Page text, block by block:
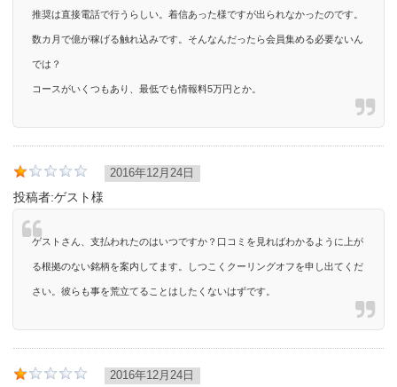
推奨は直接電話で行うらしい。着信あった様ですが出られなかったのです。
数カ月で億が稼げる触れ込みです。そんなんだったら会員集める必要ないん
では？
コースがいくつもあり、最低でも情報料5万円とか。
2016年12月24日
投稿者:ゲスト様
ゲストさん、支払われたのはいつですか？口コミを見ればわかるように上が
る根拠のない銘柄を案内してます。しつこくクーリングオフを申し出てくだ
さい。彼らも事を荒立てることはしたくないはずです。
2016年12月24日